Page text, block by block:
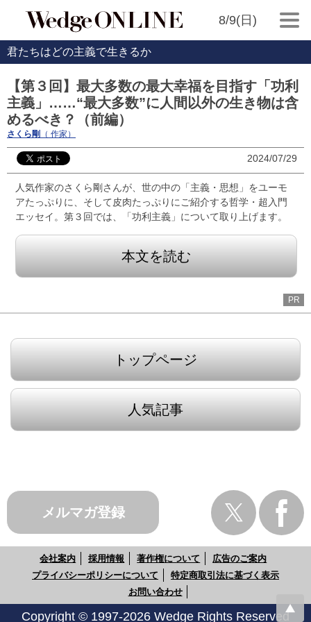
8/9(日)
君たちはどの主義で生きるか
【第３回】最大多数の最大幸福を目指す「功利
主義」……“最大多数”に人間以外の生き物は含
めるべき？（前編）
さくら剛 （ 作家）
2024/07/29
人気作家のさくら剛さんが、世の中の「主義・思想」をユーモ
アたっぷりに、そして皮肉たっぷりにご紹介する哲学・超入門
エッセイ。第３回では、「功利主義」について取り上げます。
本文を読む
PR
トップページ
人気記事
メルマガ登録
会社案内 採用情報 著作権について
広告のご案内
プライバシーポリシーについて
特定商取引法に基づく表示
お問い合わせ
Copyright © 1997-2026 Wedge Rights Reserved